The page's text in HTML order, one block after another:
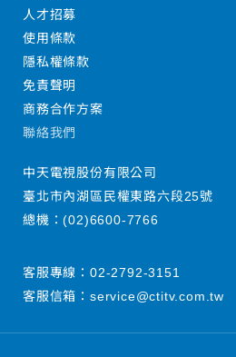
人才招募
使用條款
隱私權條款
免責聲明
商務合作方案
聯絡我們
中天電視股份有限公司
臺北市內湖區民權東路六段25號
總機：(02)6600-7766
客服專線： 02-2792-3151
客服信箱： service@ctitv.com.tw